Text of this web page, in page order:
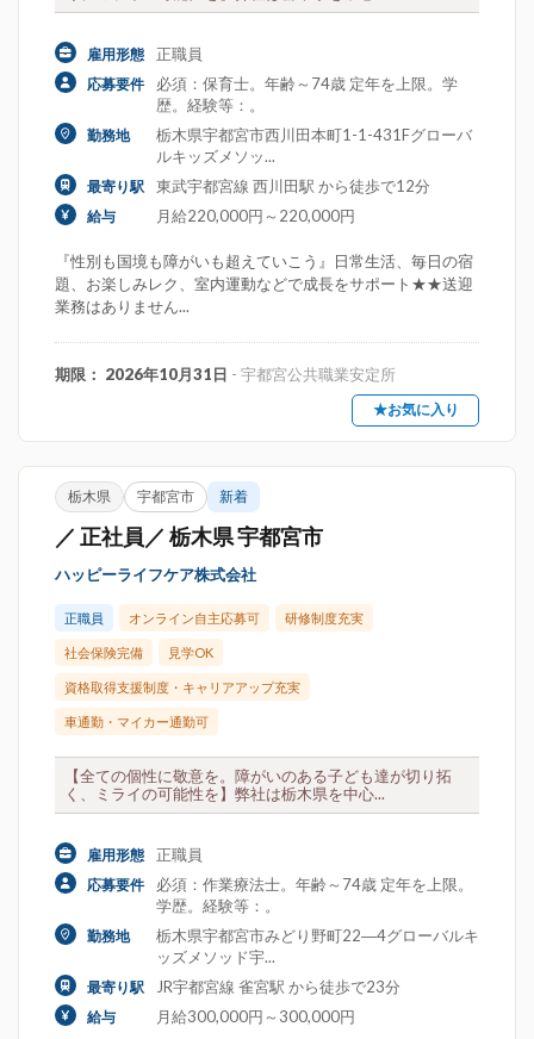
雇用形態 正職員
応募要件
必須：保育士。年齢～74歳 定年を上限。学
歴。経験等：。
勤務地
栃木県宇都宮市西川田本町1-1-431Fグローバ
ルキッズメソッ...
最寄り駅 東武宇都宮線 西川田駅 から徒歩で12分
給与 月給220,000円～220,000円
『性別も国境も障がいも超えていこう』日常生活、毎日の宿
題、お楽しみレク、室内運動などで成長をサポート★★送迎
業務はありません...
期限： 2026年10月31日 - 宇都宮公共職業安定所
★お気に入り
栃木県 宇都宮市 新着
／ 正社員／ 栃木県 宇都宮市
ハッピーライフケア株式会社
正職員 オンライン自主応募可 研修制度充実
社会保険完備 見学OK
資格取得支援制度・キャリアアップ充実
車通勤・マイカー通勤可
【全ての個性に敬意を。障がいのある子ども達が切り拓
く、ミライの可能性を】弊社は栃木県を中心...
雇用形態 正職員
応募要件
必須：作業療法士。年齢～74歳 定年を上限。
学歴。経験等：。
勤務地
栃木県宇都宮市みどり野町22―4グローバルキ
ッズメソッド宇...
最寄り駅 JR宇都宮線 雀宮駅 から徒歩で23分
給与 月給300,000円～300,000円